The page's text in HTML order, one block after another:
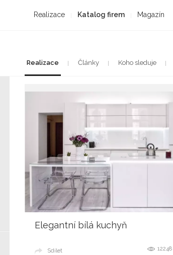
Realizace Katalog firem Magazín
Realizace Články Koho sleduje
Elegantní bílá kuchyň
12248
Sdílet